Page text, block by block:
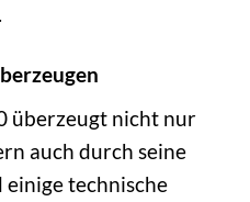
überzeugt nicht nur
auch durch seine
technische